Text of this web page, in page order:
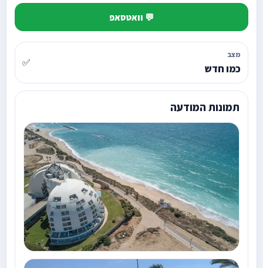
💬 וואטסאפ
מצב
כמו חדש ✅
תמונות המודעה